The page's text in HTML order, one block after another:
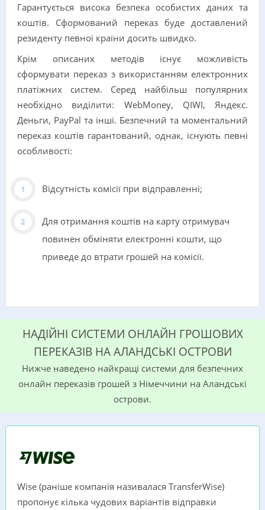
Гарантується висока безпека особистих даних та
коштів. Сформований переказ буде доставлений
резиденту певної країни досить швидко.
Крім описаних методів існує можливість
сформувати переказ з використанням електронних
платіжних систем. Серед найбільш популярних
необхідно виділити: WebMoney, QIWI, Яндекс.
Деньги, PayPal та інші. Безпечний та моментальний
переказ коштів гарантований, однак, існують певні
особливості:
Відсутність комісії при відправленні;
Для отримання коштів на карту отримувач
повинен обміняти електронні кошти, що
приведе до втрати грошей на комісії.
НАДІЙНІ СИСТЕМИ ОНЛАЙН ГРОШОВИХ
ПЕРЕКАЗІВ НА АЛАНДСЬКІ ОСТРОВИ
Нижче наведено найкращі системи для безпечних
онлайн переказів грошей з Німеччини на Аландські
острови.
Wise (раніше компанія називалася TransferWise)
пропонує кілька чудових варіантів відправки